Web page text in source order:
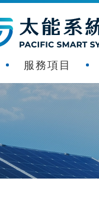
服務項目